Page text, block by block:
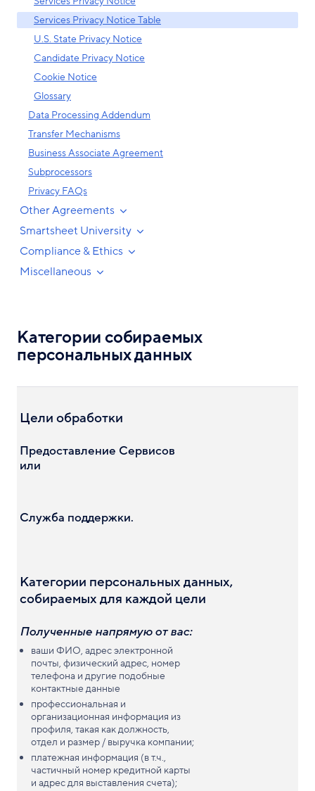
Services Privacy Notice Table
U.S. State Privacy Notice
Candidate Privacy Notice
Cookie Notice
Glossary
Data Processing Addendum
Transfer Mechanisms
Business Associate Agreement
Subprocessors
Privacy FAQs
Other Agreements
Smartsheet University
Compliance & Ethics
Miscellaneous
Категории собираемых
персональных данных
Цели обработки
Предоставление Сервисов
или
Служба поддержки.
Категории персональных данных,
собираемых для каждой цели
Полученные напрямую от вас:
ваши ФИО, адрес электронной
почты, физический адрес, номер
телефона и другие подобные
контактные данные
профессиональная и
организационная информация из
профиля, такая как должность,
отдел и размер / выручка компании;
платежная информация (в т.ч.,
частичный номер кредитной карты
и адрес для выставления счета);